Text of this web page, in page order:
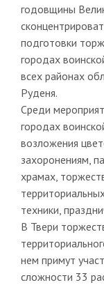
годовщины
подготовки
городах
всех районах
Руденя.
Среди
городах
возложения
захоронениям,
храмах,
техники,
В Твери
нем примут
сложности 33